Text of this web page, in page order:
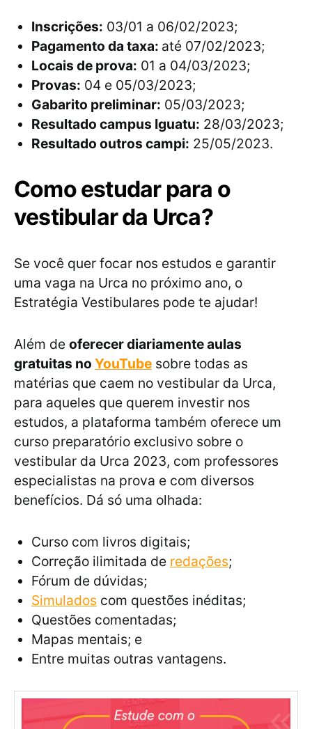
Inscrições: 03/01 a 06/02/2023;
Pagamento da taxa: até 07/02/2023;
Locais de prova: 01 a 04/03/2023;
Provas: 04 e 05/03/2023;
Gabarito preliminar: 05/03/2023;
Resultado campus Iguatu: 28/03/2023;
Resultado outros campi: 25/05/2023.
Como estudar para o
vestibular da Urca?
Se você quer focar nos estudos e garantir
uma vaga na Urca no próximo ano, o
Estratégia Vestibulares pode te ajudar!
Além de oferecer diariamente aulas
gratuitas no YouTube sobre todas as
matérias que caem no vestibular da Urca,
para aqueles que querem investir nos
estudos, a plataforma também oferece um
curso preparatório exclusivo sobre o
vestibular da Urca 2023, com professores
especialistas na prova e com diversos
benefícios. Dá só uma olhada:
Curso com livros digitais;
Correção ilimitada de redações;
Fórum de dúvidas;
Simulados com questões inéditas;
Questões comentadas;
Mapas mentais; e
Entre muitas outras vantagens.